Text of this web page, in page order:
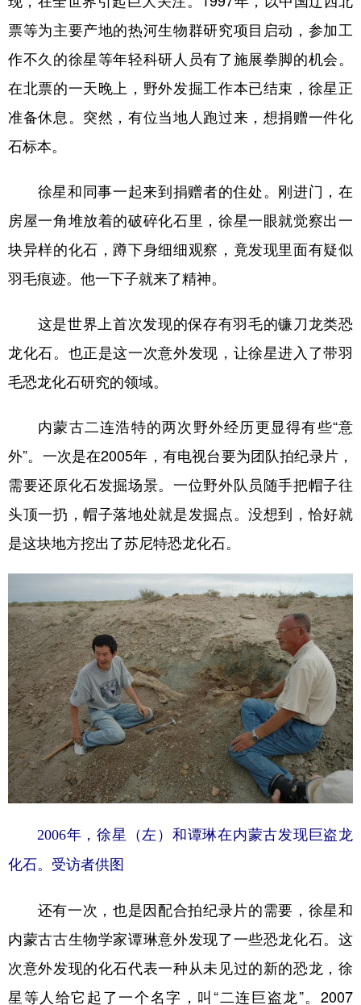
票等为主要产地的热河生物群研究项目启动，参加工
作不久的徐星等年轻科研人员有了施展拳脚的机会。
在北票的一天晚上，野外发掘工作本已结束，徐星正
准备休息。突然，有位当地人跑过来，想捐赠一件化
石标本。
徐星和同事一起来到捐赠者的住处。刚进门，在
房屋一角堆放着的破碎化石里，徐星一眼就觉察出一
块异样的化石，蹲下身细细观察，竟发现里面有疑似
羽毛痕迹。他一下子就来了精神。
这是世界上首次发现的保存有羽毛的镰刀龙类恐
龙化石。也正是这一次意外发现，让徐星进入了带羽
毛恐龙化石研究的领域。
内蒙古二连浩特的两次野外经历更显得有些“意
外”。一次是在2005年，有电视台要为团队拍纪录片，
需要还原化石发掘场景。一位野外队员随手把帽子往
头顶一扔，帽子落地处就是发掘点。没想到，恰好就
是这块地方挖出了苏尼特恐龙化石。
2006年，徐星（左）和谭琳在内蒙古发现巨盗龙
化石。受访者供图
还有一次，也是因配合拍纪录片的需要，徐星和
内蒙古古生物学家谭琳意外发现了一些恐龙化石。这
次意外发现的化石代表一种从未见过的新的恐龙，徐
星等人给它起了一个名字，叫“二连巨盗龙”。2007